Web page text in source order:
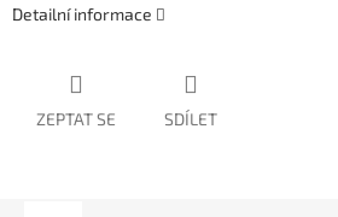
Detailní informace
ZEPTAT SE SDÍLET